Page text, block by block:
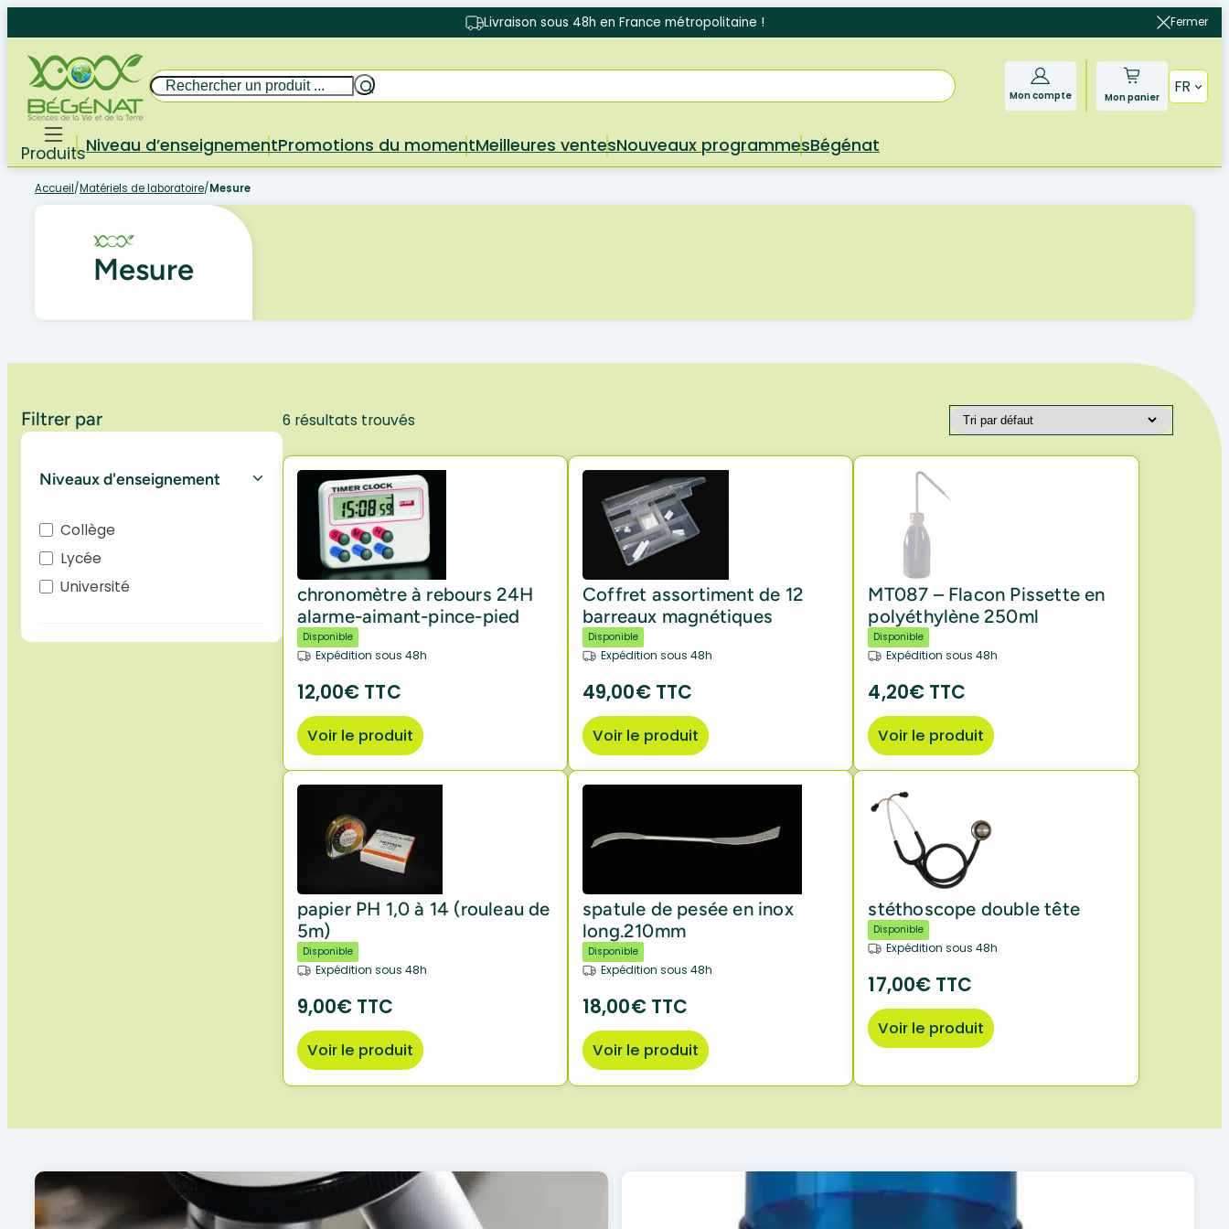
au
contenu
Fermer
Livraison sous 48h en France métropolitaine !
Mon compte Mon panier
FR
Produits
Rechercher
Niveau d’enseignementPromotions du momentMeilleures ventesNouveaux programmesBégénat
Accueil/Matériels de laboratoire/Mesure
Mesure
Filtrer par
Niveaux d'enseignement
Collège
Lycée
Université
6 résultats trouvés
chronomètre à rebours 24H
alarme-aimant-pince-pied
Disponible
Expédition sous 48h
12,00€ TTC
Voir le produit
Coffret assortiment de 12
barreaux magnétiques
Disponible
Expédition sous 48h
49,00€ TTC
Voir le produit
MT087 – Flacon Pissette en
polyéthylène 250ml
Disponible
Expédition sous 48h
4,20€ TTC
Voir le produit
papier PH 1,0 à 14 (rouleau de
5m)
Disponible
Expédition sous 48h
9,00€ TTC
Voir le produit
spatule de pesée en inox
long.210mm
Disponible
Expédition sous 48h
18,00€ TTC
Voir le produit
stéthoscope double tête
Disponible
Expédition sous 48h
17,00€ TTC
Voir le produit